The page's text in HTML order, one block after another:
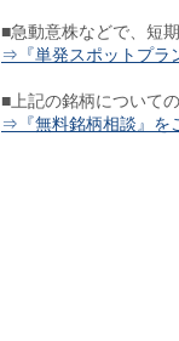
■急動意株などで、短
⇒『単発スポットプラ
■上記の銘柄について
⇒『無料銘柄相談』を